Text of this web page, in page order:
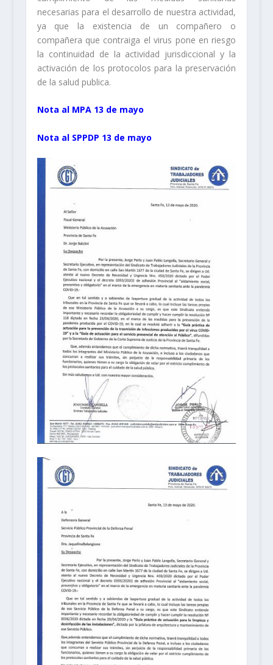
necesarias para el desarrollo de nuestra actividad,
ya que la existencia de un compañero o
compañera que contraiga el virus pone en riesgo
la continuidad de la actividad jurisdiccional y la
activación de los protocolos para la preservación
de la salud publica.
Nota al MPA 13 de mayo
Nota al SPPDP 13 de mayo